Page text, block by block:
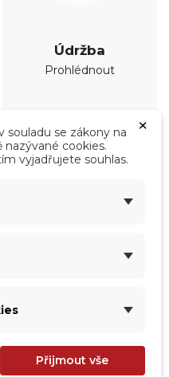
Údržba
Prohlédnout
×
souladu se zákony na
nazývané cookies.
vyjadřujete souhlas.
Přijmout vše